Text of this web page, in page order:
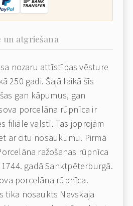
un atgriešana
nozaru attīstības vēsture
250 gadi. Šajā laikā šīs
gan kāpumus, gan
porcelāna rūpnīca ir
filiāle valstī. Tas joprojām
ar citu nosaukumu. Pirmā
ražošanas rūpnīca
gadā Sanktpēterburgā.
porcelāna rūpnīca.
tika nosaukts Nevskaja